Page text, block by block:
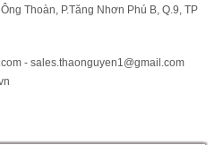
Thoàn, P.Tăng Nhơn Phú B, Q.9, TP
- sales.thaonguyen1@gmail.com